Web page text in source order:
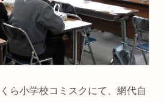
ら小学校コミスクにて、網代自